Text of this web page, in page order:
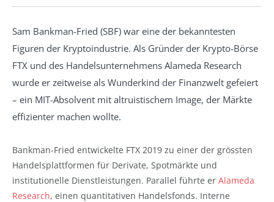
Sam Bankman-Fried (SBF) war eine der bekanntesten
Figuren der Kryptoindustrie. Als Gründer der Krypto-Börse
FTX und des Handelsunternehmens Alameda Research
wurde er zeitweise als Wunderkind der Finanzwelt gefeiert
– ein MIT-Absolvent mit altruistischem Image, der Märkte
effizienter machen wollte.
Bankman-Fried entwickelte FTX 2019 zu einer der grössten
Handelsplattformen für Derivate, Spotmärkte und
institutionelle Dienstleistungen. Parallel führte er Alameda
Research, einen quantitativen Handelsfonds. Interne